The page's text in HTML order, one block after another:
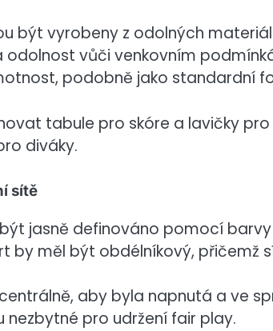
být vyrobeny z odolných
odolnost vůči venkovním
podobně jako standardní
tabule pro skóre a lavičky
diváky.
sítě
jasně definováno pomocí
by měl být obdélníkový, přičemž
aby byla napnutá a ve
nezbytné pro udržení fair play.